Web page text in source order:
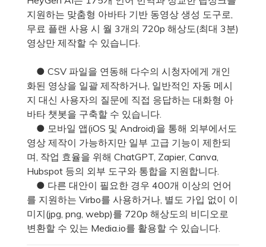
지원하는 맞춤형 아바타 기반 동영상 생성 도구로,
무료 플랜 사용 시 월 3개의 720p 해상도(최대 3분)
영상만 제작할 수 있습니다.
● CSV 파일을 연동해 다수의 시청자에게 개인
화된 영상을 일괄 제작하거나, 일반적인 자동 메시
지 대신 사용자의 질문에 직접 응답하는 대화형 아
바타 챗봇을 구축할 수 있습니다.
● 모바일 앱(iOS 및 Android)을 통해 외부에서도
영상 제작이 가능하지만 일부 고급 기능이 제한되
며, 작업 효율을 위해 ChatGPT, Zapier, Canva,
Hubspot 등의 외부 도구와 통합을 지원합니다.
● 다른 대안이 필요한 경우 400개 이상의 언어
를 지원하는 Virbo를 사용하거나, 별도 가입 없이 이
미지(jpg, png, webp)를 720p 해상도의 비디오로
변환할 수 있는 Media.io를 활용할 수 있습니다.